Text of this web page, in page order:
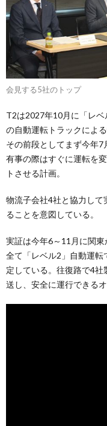
会見する5社のトップ
T2は2027年10月に「レベ
の自動運転トラックによ
その前段としてまず今年
有事の際はすぐに運転を
トさせる計画。
物流子会社4社と協力して
ることを意図している。
実証は今年6～11月に関東
全て「レベル2」自動運
定している。往復路で4
送し、安全に運行できる